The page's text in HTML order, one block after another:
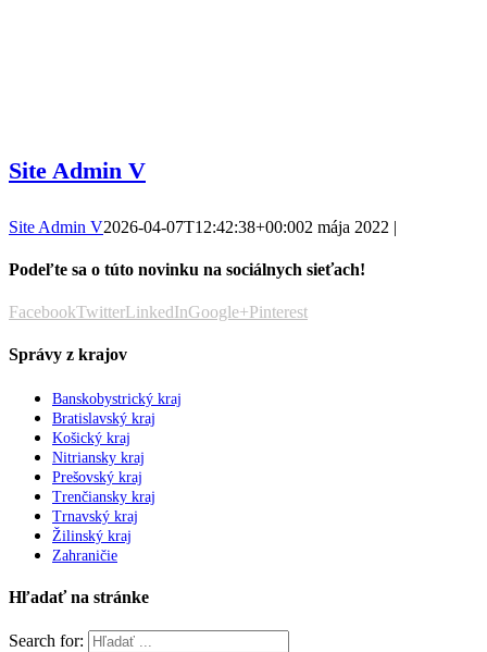
Site Admin V
Site Admin V2026-04-07T12:42:38+00:002 mája 2022 |
Podeľte sa o túto novinku na sociálnych sieťach!
FacebookTwitterLinkedInGoogle+Pinterest
Správy z krajov
Banskobystrický kraj
Bratislavský kraj
Košický kraj
Nitriansky kraj
Prešovský kraj
Trenčiansky kraj
Trnavský kraj
Žilinský kraj
Zahraničie
Hľadať na stránke
Search for: